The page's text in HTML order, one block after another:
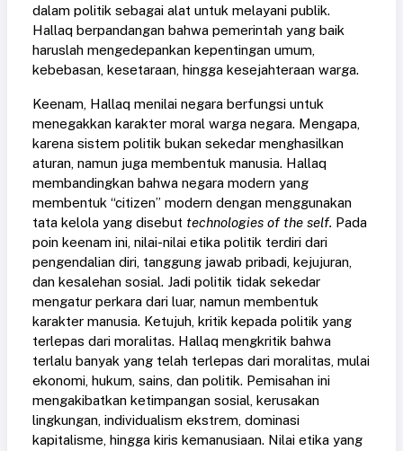
dalam politik sebagai alat untuk melayani publik.
Hallaq berpandangan bahwa pemerintah yang baik
haruslah mengedepankan kepentingan umum,
kebebasan, kesetaraan, hingga kesejahteraan warga.
Keenam, Hallaq menilai negara berfungsi untuk
menegakkan karakter moral warga negara. Mengapa,
karena sistem politik bukan sekedar menghasilkan
aturan, namun juga membentuk manusia. Hallaq
membandingkan bahwa negara modern yang
membentuk “citizen” modern dengan menggunakan
tata kelola yang disebut technologies of the self. Pada
poin keenam ini, nilai-nilai etika politik terdiri dari
pengendalian diri, tanggung jawab pribadi, kejujuran,
dan kesalehan sosial. Jadi politik tidak sekedar
mengatur perkara dari luar, namun membentuk
karakter manusia. Ketujuh, kritik kepada politik yang
terlepas dari moralitas. Hallaq mengkritik bahwa
terlalu banyak yang telah terlepas dari moralitas, mulai
ekonomi, hukum, sains, dan politik. Pemisahan ini
mengakibatkan ketimpangan sosial, kerusakan
lingkungan, individualism ekstrem, dominasi
kapitalisme, hingga kiris kemanusiaan. Nilai etika yang